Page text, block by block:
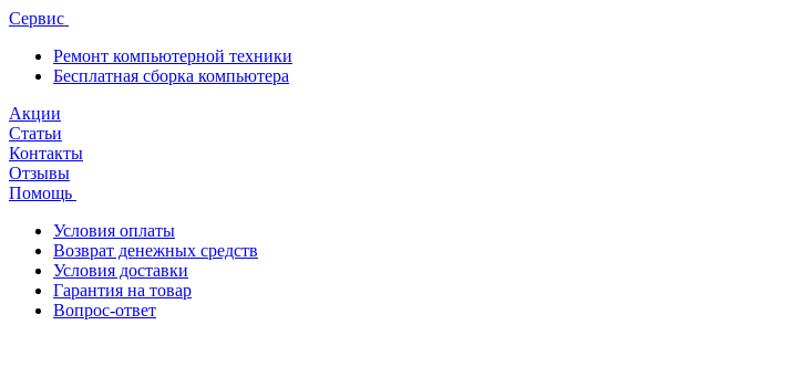
Сервис
Ремонт компьютерной техники
Бесплатная сборка компьютера
Акции
Статьи
Контакты
Отзывы
Помощь
Условия оплаты
Возврат денежных средств
Условия доставки
Гарантия на товар
Вопрос-ответ